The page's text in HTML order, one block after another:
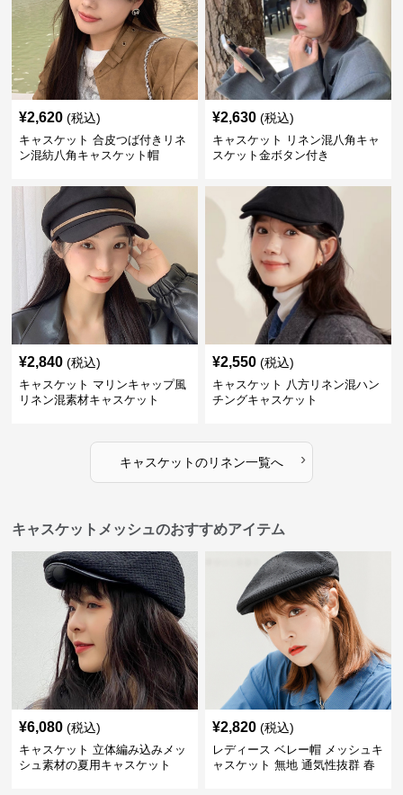
¥2,620 (税込)
キャスケット 合皮つば付きリネ
ン混紡八角キャスケット帽
¥2,630 (税込)
キャスケット リネン混八角キャ
スケット金ボタン付き
¥2,840 (税込)
キャスケット マリンキャップ風
リネン混素材キャスケット
¥2,550 (税込)
キャスケット 八方リネン混ハン
チングキャスケット
キャスケットのリネン一覧へ ›
キャスケットメッシュのおすすめアイテム
¥6,080 (税込)
キャスケット 立体編み込みメッ
シュ素材の夏用キャスケット
¥2,820 (税込)
レディース ベレー帽 メッシュキ
ャスケット 無地 通気性抜群 春